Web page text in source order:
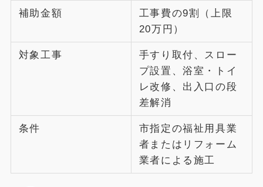
補助金額
工事費の9割（上限
20万円）
対象工事
手すり取付、スロー
プ設置、浴室・トイ
レ改修、出入口の段
差解消
条件
市指定の福祉用具業
者またはリフォーム
業者による施工